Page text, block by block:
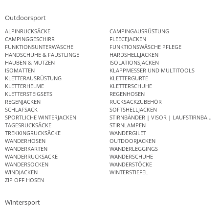
Outdoorsport
ALPINRUCKSÄCKE
CAMPINGAUSRÜSTUNG
CAMPINGGESCHIRR
FLEECEJACKEN
FUNKTIONSUNTERWÄSCHE
FUNKTIONSWÄSCHE PFLEGE
HANDSCHUHE & FÄUSTLINGE
HARDSHELLJACKEN
HAUBEN & MÜTZEN
ISOLATIONSJACKEN
ISOMATTEN
KLAPPMESSER UND MULTITOOLS
KLETTERAUSRÜSTUNG
KLETTERGURTE
KLETTERHELME
KLETTERSCHUHE
KLETTERSTEIGSETS
REGENHOSEN
REGENJACKEN
RUCKSACKZUBEHÖR
SCHLAFSACK
SOFTSHELLJACKEN
SPORTLICHE WINTERJACKEN
STIRNBÄNDER | VISOR | LAUFSTIRNBAND
TAGESRUCKSÄCKE
STIRNLAMPEN
TREKKINGRUCKSÄCKE
WANDERGILET
WANDERHOSEN
OUTDOORJACKEN
WANDERKARTEN
WANDERLEGGINGS
WANDERRUCKSÄCKE
WANDERSCHUHE
WANDERSOCKEN
WANDERSTÖCKE
WINDJACKEN
WINTERSTIEFEL
ZIP OFF HOSEN
Wintersport